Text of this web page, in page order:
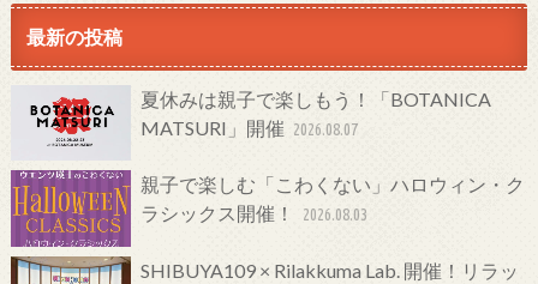
最新の投稿
夏休みは親子で楽しもう！「BOTANICA
MATSURI」開催 2026.08.07
親子で楽しむ「こわくない」ハロウィン・ク
ラシックス開催！
2026.08.03
SHIBUYA109 × Rilakkuma Lab. 開催！リラッ